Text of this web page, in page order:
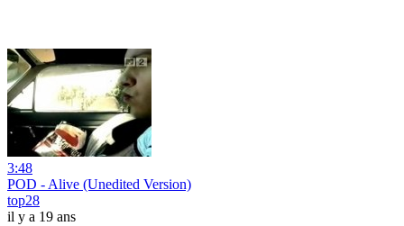
3:48
POD - Alive (Unedited Version)
top28
il y a 19 ans